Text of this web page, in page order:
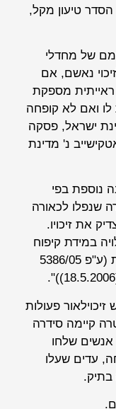
טיעון מקל,
קיומם של מחדלי
נאשם, אם
מספקת
ואם לא קופחה
ישראל, פסקה
אטקישייב נ' מדינת
נוספת בפי
שנפלו לכאורה
את זיכויו.
במידת קיפוח
05
יש זיכוילאור פעולות
קיימה סידרה
שלחו
עדים שעלו
בתיק.